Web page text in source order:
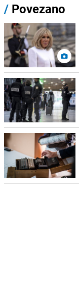
/ Povezano